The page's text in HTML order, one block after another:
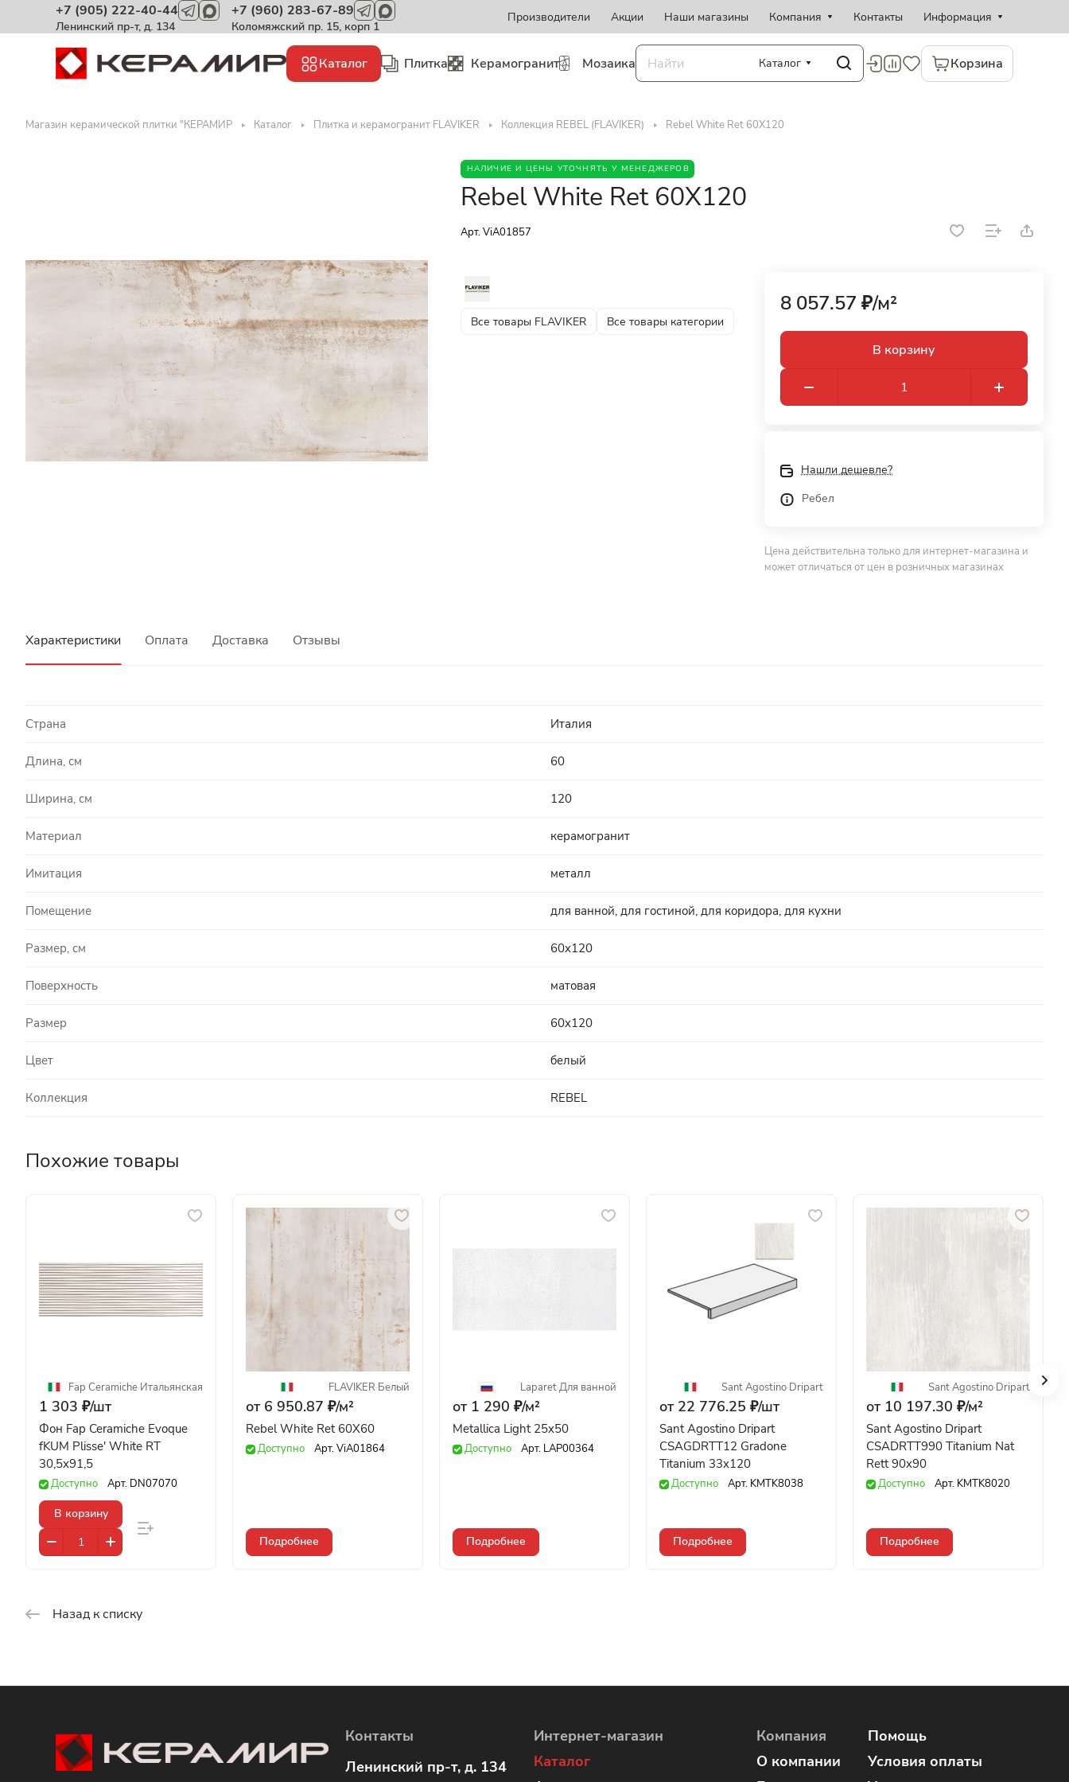
+7 (905) 222-40-44
Ленинский пр-т, д. 134
+7 (960) 283-67-89
Коломяжский пр. 15, корп 1
Производители Акции Наши магазины Компания Контакты Информация
Каталог Плитка Керамогранит Мозаика Каталог Корзина
Магазин керамической плитки "КЕРАМИР Каталог Плитка и керамогранит FLAVIKER Коллекция REBEL (FLAVIKER) Rebel White Ret 60X120
НАЛИЧИЕ И ЦЕНЫ УТОЧНЯТЬ У МЕНЕДЖЕРОВ
Rebel White Ret 60X120
Арт.ViA01857
Все товары FLAVIKER Все товары категории
8 057.57 ₽/м²
В корзину
Нашли дешевле?
Ребел
Цена действительна только для интернет-магазина и
может отличаться от цен в розничных магазинах
Характеристики Оплата Доставка Отзывы
Страна Италия
Длина, см 60
Ширина, см 120
Материал керамогранит
Имитация металл
Помещение для ванной, для гостиной, для коридора, для кухни
Размер, см 60x120
Поверхность матовая
Размер 60x120
Цвет белый
Коллекция REBEL
Похожие товары
Fap Ceramiche·Итальянская
1 303 ₽/шт
Фон Fap Ceramiche Evoque
fKUM Plisse' White RT
30,5x91,5
Доступно Арт. DN07070
В корзину
FLAVIKER·Белый
от 6 950.87 ₽/м²
Rebel White Ret 60X60
Доступно Арт.ViA01864
Подробнее
Laparet·Для ванной
от 1 290 ₽/м²
Metallica Light 25x50
Доступно Арт. LAP00364
Подробнее
Sant Agostino·Dripart
от 22 776.25 ₽/шт
Sant Agostino Dripart
CSAGDRTT12 Gradone
Titanium 33x120
Доступно Арт. KMTK8038
Подробнее
Sant Agostino·Dripart
от 10 197.30 ₽/м²
Sant Agostino Dripart
CSADRTT990 Titanium Nat
Rett 90x90
Доступно Арт. KMTK8020
Подробнее
Назад к списку
Контакты
Ленинский пр-т, д. 134
Интернет-магазин
Каталог
Компания
О компании
Помощь
Условия оплаты